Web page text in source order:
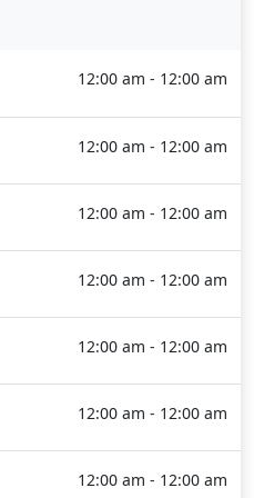
12:00 am - 12:00 am
12:00 am - 12:00 am
12:00 am - 12:00 am
12:00 am - 12:00 am
12:00 am - 12:00 am
12:00 am - 12:00 am
12:00 am - 12:00 am